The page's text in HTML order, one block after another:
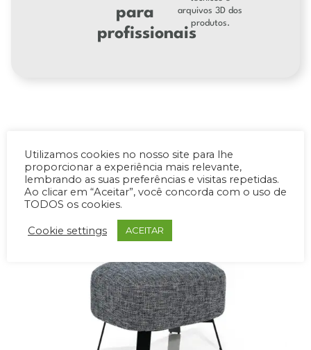
para
profissionais
arquivos 3D dos
produtos.
PRODUTOS RELACIONADOS
Utilizamos cookies no nosso site para lhe
proporcionar a experiência mais relevante,
lembrando as suas preferências e visitas repetidas.
Ao clicar em “Aceitar”, você concorda com o uso de
TODOS os cookies.
Cookie settings ACEITAR